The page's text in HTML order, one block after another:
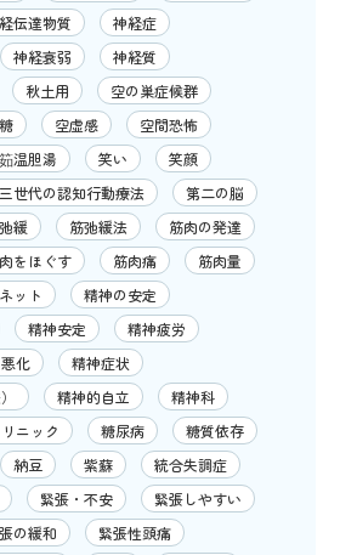
伝達物質
神経症
神経衰弱
神経質
秋土用
空の巣症候群
空虚感
空間恐怖
温胆湯 笑い
笑顔
世代の認知行動療法
第二の脳
緩 筋弛緩法
筋肉の発達
をほぐす 筋肉痛
筋肉量
ット
精神の安定
精神安定
精神疲労
化
精神症状
精神的自立
精神科
ニック
糖尿病
糖質依存
納豆 紫蘇
統合失調症
緊張・不安
緊張しやすい
の緩和
緊張性頭痛